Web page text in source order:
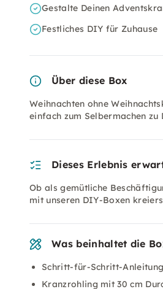
Gestalte Deinen
Festliches DIY für Zuhause
Über diese Box
Weihnachten ohne
einfach zum Selbermachen
Dieses Erlebnis
Ob als gemütliche
mit unseren DIY-Boxen
Was beinhaltet die
Schritt-für-Schritt-Anleitung
Kranzrohling mit 30 cm